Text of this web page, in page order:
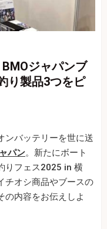
BMOジャパンブ
り製品3つをピ
ンバッテリーを世に送
パン。新たにボート
りフェス2025 in 横
チオシ商品やブースの
の内容をお伝えしよ